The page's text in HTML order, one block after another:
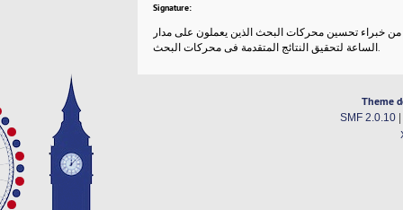
Signature:
خبراء تحسين محركات البحث الذين يعملون على مدار
الساعة لتحقيق النتائج المتقدمة فى محركات البحث.
Theme
SMF 2.0.10|